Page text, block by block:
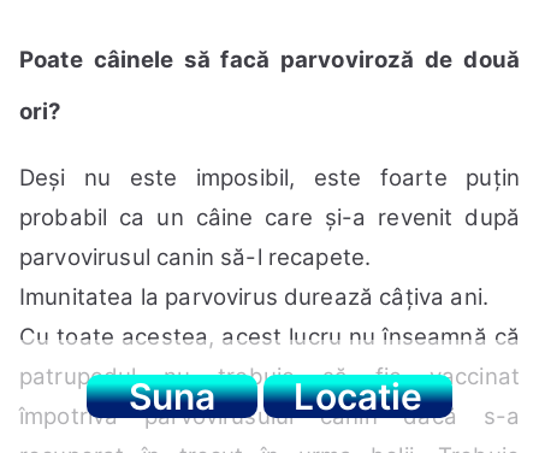
Suna Locatie
Poate câinele să facă parvoviroză de două
ori?
Deși nu este imposibil, este foarte puțin
probabil ca un câine care și-a revenit după
parvovirusul canin să-l recapete.
Imunitatea la parvovirus durează câțiva ani.
Cu toate acestea, acest lucru nu înseamnă că
patrupedul nu trebuie să fie vaccinat
împotriva parvovirusului canin dacă s-a